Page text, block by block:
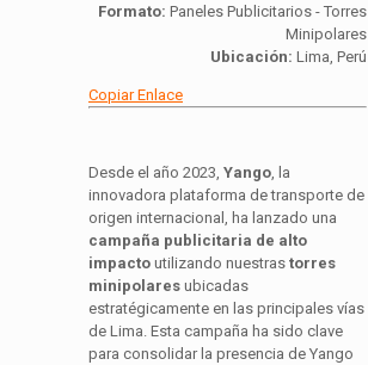
Formato: Paneles Publicitarios - Torres
Minipolares
Ubicación: Lima, Perú
Copiar Enlace
Desde el año 2023, Yango , la
innovadora plataforma de transporte de
origen internacional, ha lanzado una
campaña publicitaria de alto
impacto utilizando nuestras torres
minipolares ubicadas
estratégicamente en las principales vías
de Lima. Esta campaña ha sido clave
para consolidar la presencia de Yango